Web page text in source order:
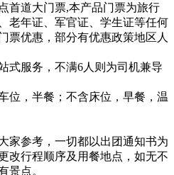
首道大门票,本产品门票为旅行
老年证、军官证、学生证等任何
票优惠，部分有优惠政策地区人
式服务，不满6人则为司机兼导
位，半餐；不含床位，早餐，温
家参考，一切都以出团通知书为
改行程顺序及用餐地点，如无不
景点。